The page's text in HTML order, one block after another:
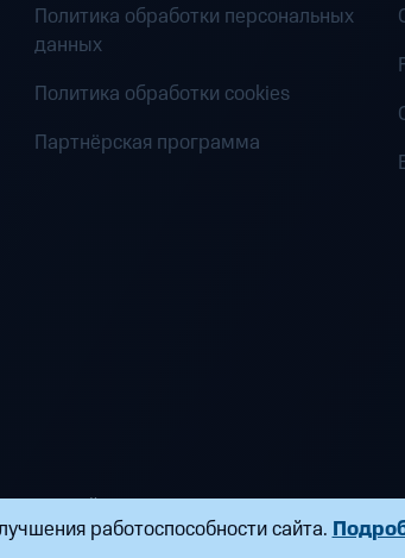
работоспособности сайта.
Политика обработки персональных
данных
Политика обработки cookies
Партнёрская программа
Все права защищены
к. 9 Почта:fogplay@mts.ru